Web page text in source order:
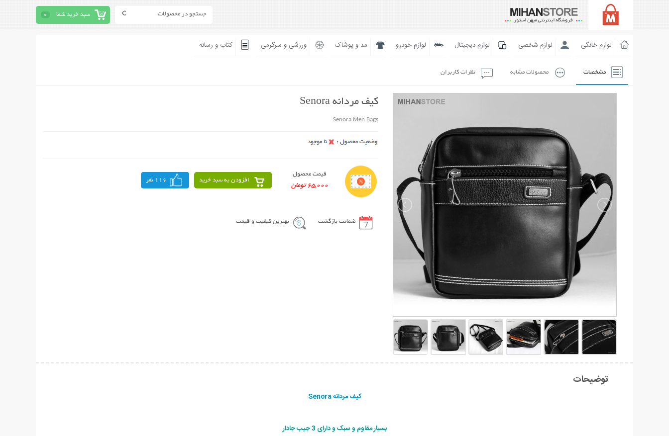
سبد خرید شما 0
لوازم خانگی لوازم شخصی لوازم دیجیتال لوازم خودرو مد و پوشاک ورزشی و سرگرمی کتاب و رسانه
مشخصات محصولات مشابه نظرات کاربران
کیف مردانه Senora
Senora Men Bags
قیمت محصول
65,000 تومان
افزودن به سبد خرید 116 نفر
ضمانت بازگشت بهترین کیفیت و قیمت
توضیحات
کیف مردانه Senora
بسیار مقاوم و سبک و دارای 3 جیب جادار